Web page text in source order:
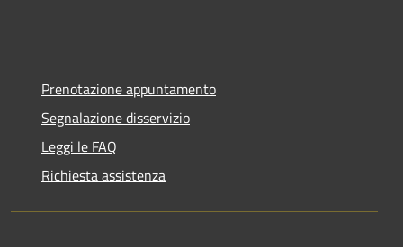
Prenotazione appuntamento
Segnalazione disservizio
Leggi le FAQ
Richiesta assistenza